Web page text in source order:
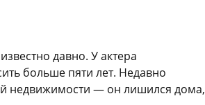
давно. У актера
больше пяти лет. Недавно
недвижимости — он лишился дома,